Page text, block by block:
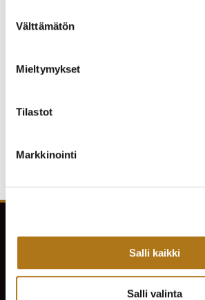
valinta
Välttämätön
Mieltymykset
Tilastot
Markkinointi
Salli kaikki
Salli valinta
MONTEREY LADY